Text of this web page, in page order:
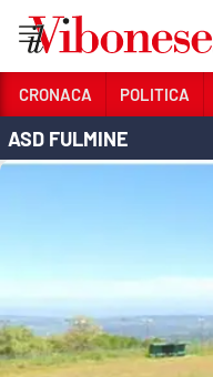
Sezioni
AMBIENTE
SOCIETÀ
CRONACA POLITICA
ASD FULMINE